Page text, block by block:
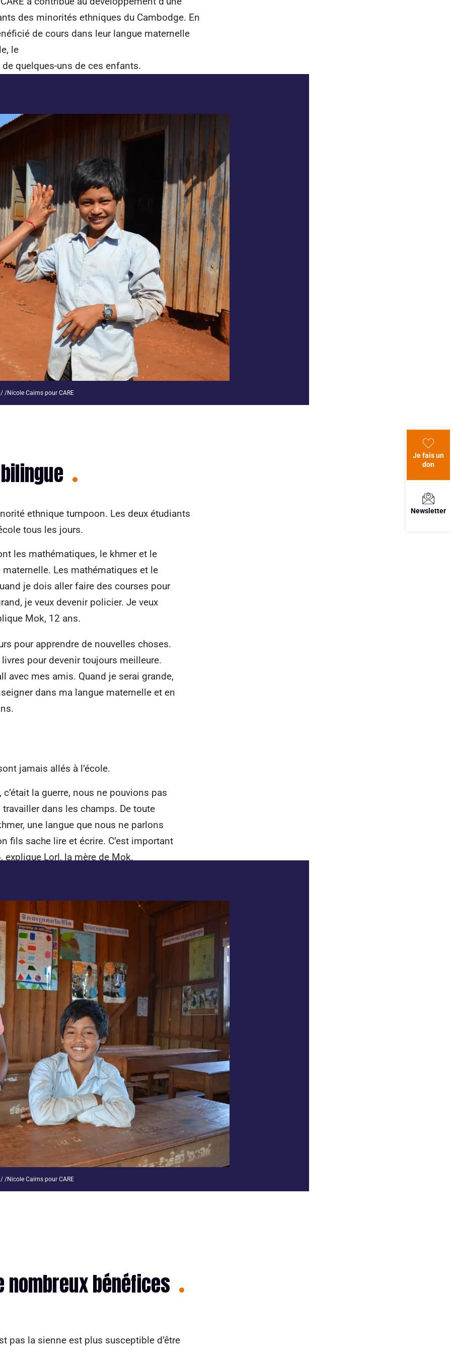
Je fais un
don
Newsletter
des minorités ethniques du Cambodge. En
de cours dans leur langue maternelle
le
quelques-uns de ces enfants.
/Nicole Cairns pour CARE
ethnique tumpoon. Les deux étudiants
tous les jours.
les mathématiques, le khmer et le
Les mathématiques et le
je dois aller faire des courses pour
je veux devenir policier. Je veux
Mok, 12 ans.
pour apprendre de nouvelles choses.
livres pour devenir toujours meilleure.
avec mes amis. Quand je serai grande,
dans ma langue maternelle et en
jamais allés à l’école.
la guerre, nous ne pouvions pas
dans les champs. De toute
une langue que nous ne parlons
fils sache lire et écrire. C’est important
explique Lorl, la mère de Mok.
/Nicole Cairns pour CARE
nombreux bénéfices
pas la sienne est plus susceptible d’être